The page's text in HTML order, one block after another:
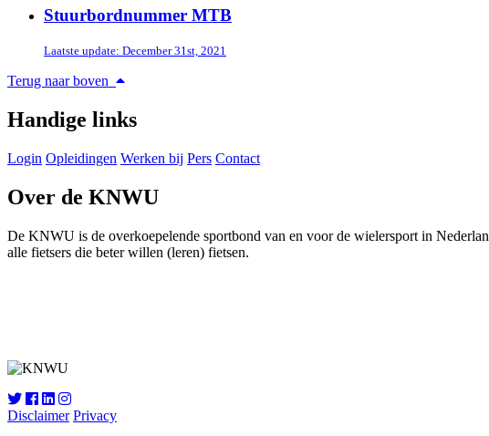
Stuurbordnummer MTB
Laatste update: December 31st, 2021
Terug naar boven
Handige links
Login Opleidingen Werken bij Pers Contact
Over de KNWU
De KNWU is de overkoepelende sportbond van en voor de wielersport in
alle fietsers die beter willen (leren) fietsen.
Disclaimer Privacy